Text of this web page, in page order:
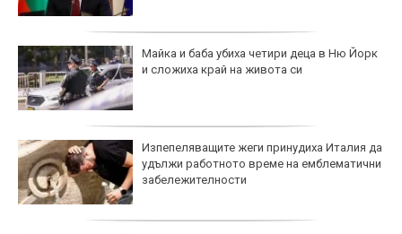
Майка и баба убиха четири деца в Ню Йорк
и сложиха край на живота си
Изпепеляващите жеги принудиха Италия да
удължи работното време на емблематични
забележителности